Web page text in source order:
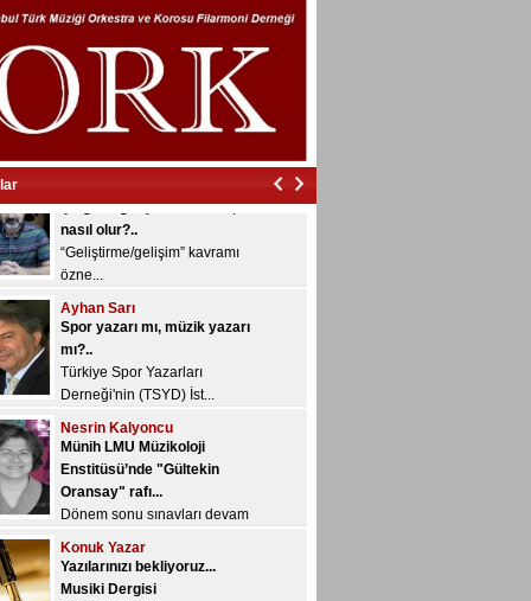
İzmir’in içinde vurdular beni…
beni…...
Veyis Yeğin
Çalgıları geliştirmek nedir,
Ayhan Sarı
Spor yazarı mı, müzik yazarı
mı?..
Derneği'nin (TSYD) İst...
Nesrin Kalyoncu
Münih LMU Müzikoloji
Enstitüsü’nde "Gültekin
Dönem sonu sınavları devam
ediyor ve bugü...
Konuk Yazar
Yazılarınızı bekliyoruz...
Musiki Dergisi
araştırma v...
Gökmen Özmenteş